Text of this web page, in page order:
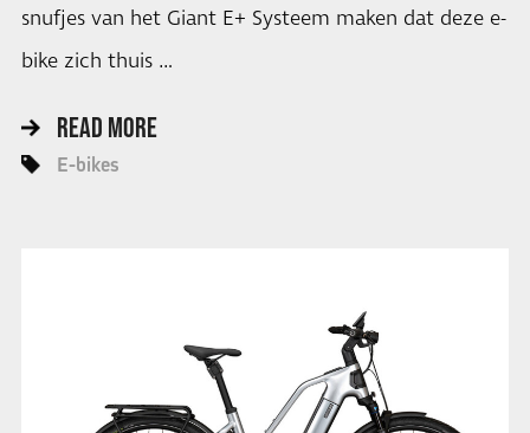
snufjes van het Giant E+ Systeem maken dat deze e-
bike zich thuis …
READ MORE
E-bikes